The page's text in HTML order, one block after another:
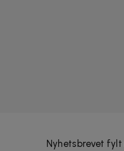
Nyhetsbrevet